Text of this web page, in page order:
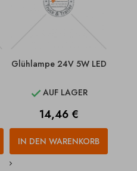
Glühlampe 24V 5W LED
AUF LAGER
Preis
14,46 €
IN DEN WARENKORB